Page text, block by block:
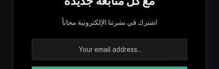
اشترك في نشرتنا الإلكترونية مجاناً